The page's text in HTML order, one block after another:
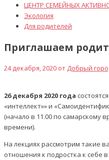
ЦЕНТР СЕМЕЙНЫХ
Экология
Для родителей
Приглашаем
24 декабря, 2020 от Добрый
26 декабря 2020 года
«интеллект»» и
(начало в 11.00 по самарскому
времени).
На лекциях рассмотрим такие
отношения к подростка к себе